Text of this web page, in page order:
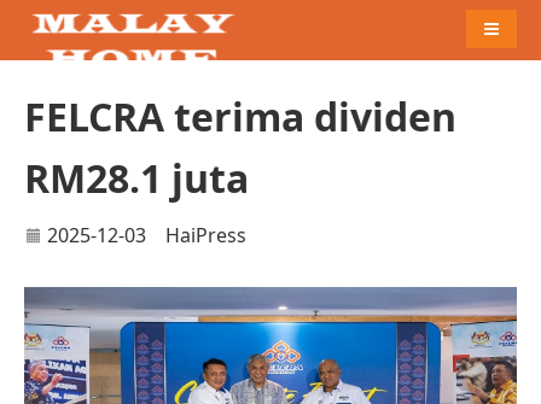
FELCRA terima dividen
RM28.1 juta
2025-12-03 HaiPress